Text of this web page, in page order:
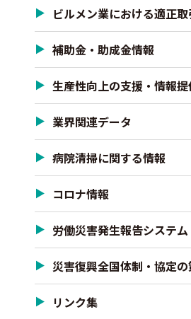
ビルメン業における適正
補助金・助成金情報
生産性向上の支援・情報
業界関連データ
病院清掃に関する情報
コロナ情報
労働災害発生報告システム
災害復興全国体制・協定
リンク集